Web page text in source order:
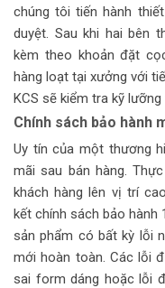
chúng tôi tiến hành
duyệt. Sau khi hai bên
kèm theo khoản đặt
hàng loạt tại xưởng với
KCS sẽ kiểm tra kỹ
Chính sách bảo hành
Uy tín của một thương
mãi sau bán hàng.
khách hàng lên vị trí
kết chính sách bảo hành
sản phẩm có bất kỳ lỗi
mới hoàn toàn. Các lỗi
sai form dáng hoặc lỗi